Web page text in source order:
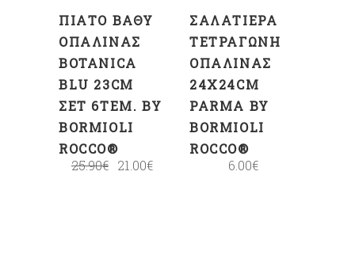
ΠΙΆΤΟ ΒΑΘΎ
ΟΠΑΛΊΝΑΣ
BOTANICA
BLU 23CM
ΣΕΤ 6ΤΕΜ. BY
BORMIOLI
ROCCO®
25.90€ 21.00€
ΣΑΛΑΤΙΈΡΑ
ΤΕΤΡΆΓΩΝΗ
ΟΠΑΛΊΝΑΣ
24X24CM
PARMA BY
BORMIOLI
ROCCO®
6.00€